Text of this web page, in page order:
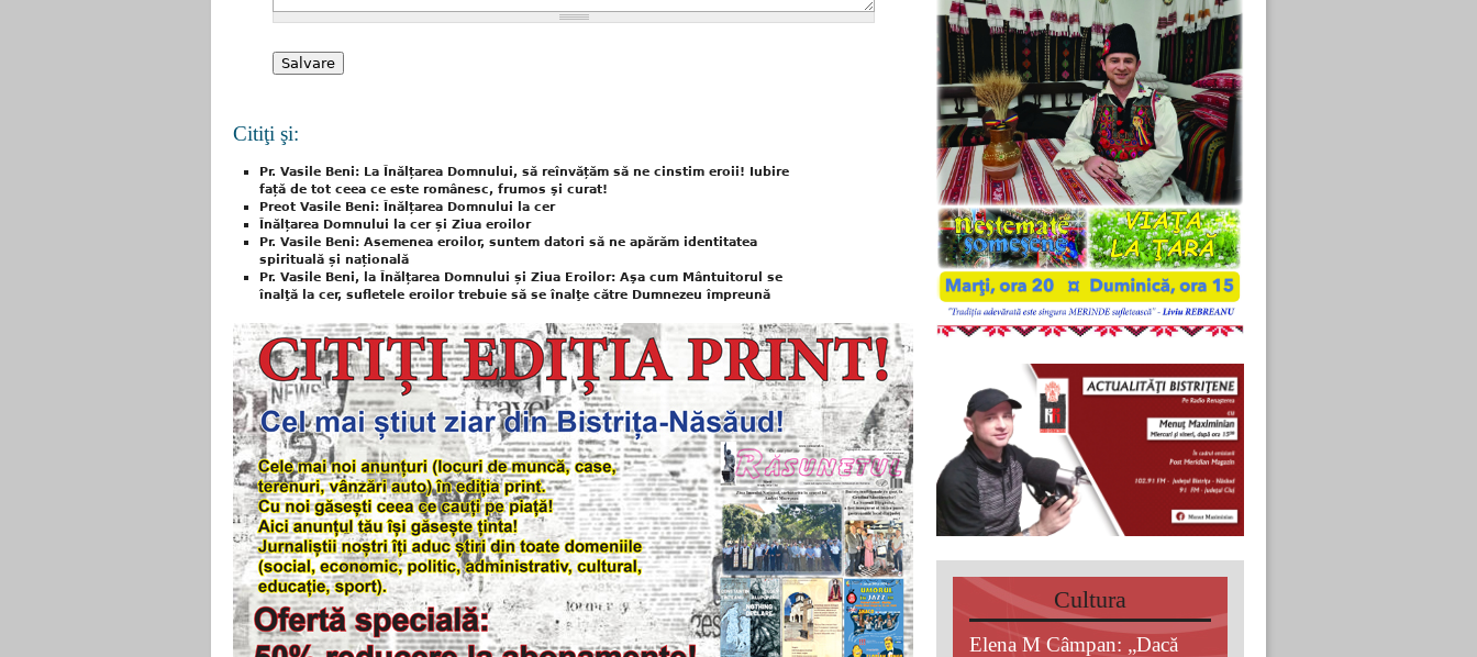
Citiţi şi:
Pr. Vasile Beni: La Înălțarea Domnului, să reînvățăm să ne cinstim eroii! Iubire
față de tot ceea ce este românesc, frumos şi curat!
Preot Vasile Beni: Înălțarea Domnului la cer
Înălțarea Domnului la cer și Ziua eroilor
Pr. Vasile Beni: Asemenea eroilor, suntem datori să ne apărăm identitatea
spirituală și națională
Pr. Vasile Beni, la Înălțarea Domnului și Ziua Eroilor: Aşa cum Mântuitorul se
înalţă la cer, sufletele eroilor trebuie să se înalţe către Dumnezeu împreună
Cultura
Elena M Câmpan: „Dacă